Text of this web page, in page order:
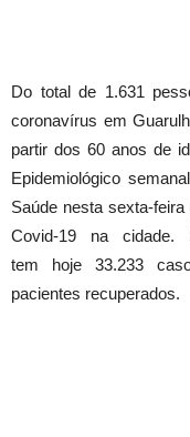
Do total de 1.631
coronavírus em
partir dos 60 anos de
Epidemiológico
Saúde nesta sexta-
Covid-19 na cidade.
tem hoje 33.233
pacientes recuperados.